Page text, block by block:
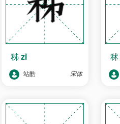
秭zǐ
站酷 宋体
秫